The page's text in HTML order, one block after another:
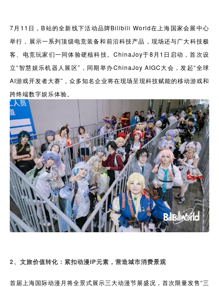
7月11日，B站的全新线下活动品牌Bilibili World在上海国家会展中心
举行，展示一系列顶级电竞装备和前沿科技产品，现场还与广大科技极
客、电竞玩家们一同体验硬核科技。ChinaJoy于8月1日启动，首次设
立“智慧娱乐机器人展区”，同期举办ChinaJoy AIGC大会，发起“全球
AI游戏开发者大赛”，众多知名企业将在现场呈现科技赋能的移动游戏和
跨终端数字娱乐体验。
2、文旅价值转化：紧扣动漫IP元素，营造城市消费景观
首届上海国际动漫月将全景式展示三大动漫节展盛况，首次限量发售“三